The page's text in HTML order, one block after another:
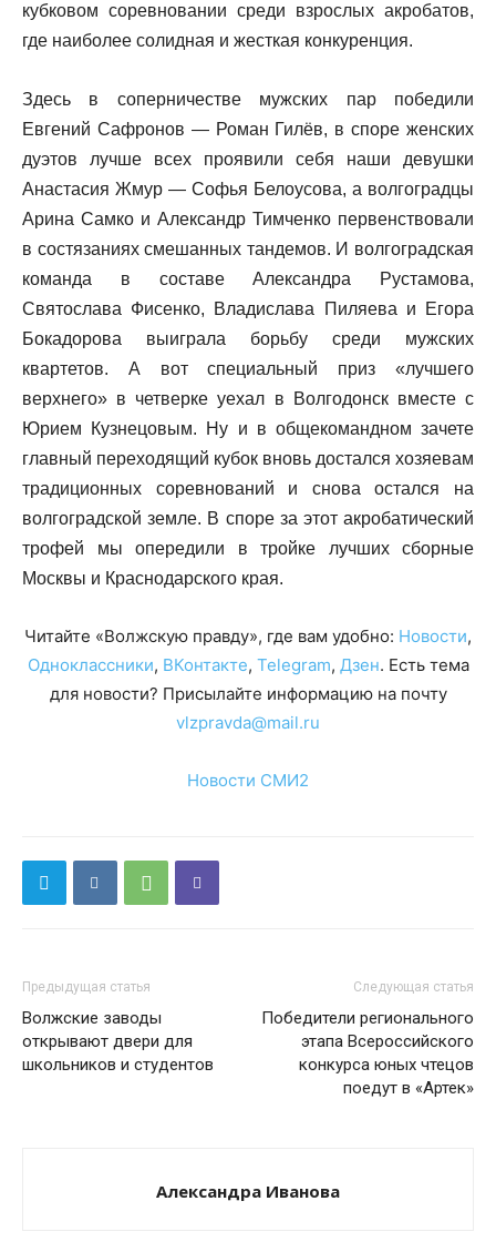
кубковом соревновании среди взрослых акробатов,
где наиболее солидная и жесткая конкуренция.
Здесь в соперничестве мужских пар победили
Евгений Сафронов — Роман Гилёв, в споре женских
дуэтов лучше всех проявили себя наши девушки
Анастасия Жмур — Софья Белоусова, а волгоградцы
Арина Самко и Александр Тимченко первенствовали
в состязаниях смешанных тандемов. И волгоградская
команда в составе Александра Рустамова,
Святослава Фисенко, Владислава Пиляева и Егора
Бокадорова выиграла борьбу среди мужских
квартетов. А вот специальный приз «лучшего
верхнего» в четверке уехал в Волгодонск вместе с
Юрием Кузнецовым. Ну и в общекомандном зачете
главный переходящий кубок вновь достался хозяевам
традиционных соревнований и снова остался на
волгоградской земле. В споре за этот акробатический
трофей мы опередили в тройке лучших сборные
Москвы и Краснодарского края.
Читайте «Волжскую правду», где вам удобно: Новости,
Одноклассники, ВКонтакте, Telegram, Дзен. Есть тема
для новости? Присылайте информацию на почту
vlzpravda@mail.ru
Новости СМИ2
Предыдущая статья
Волжские заводы
открывают двери для
школьников и студентов
Следующая статья
Победители регионального
этапа Всероссийского
конкурса юных чтецов
поедут в «Артек»
Александра Иванова